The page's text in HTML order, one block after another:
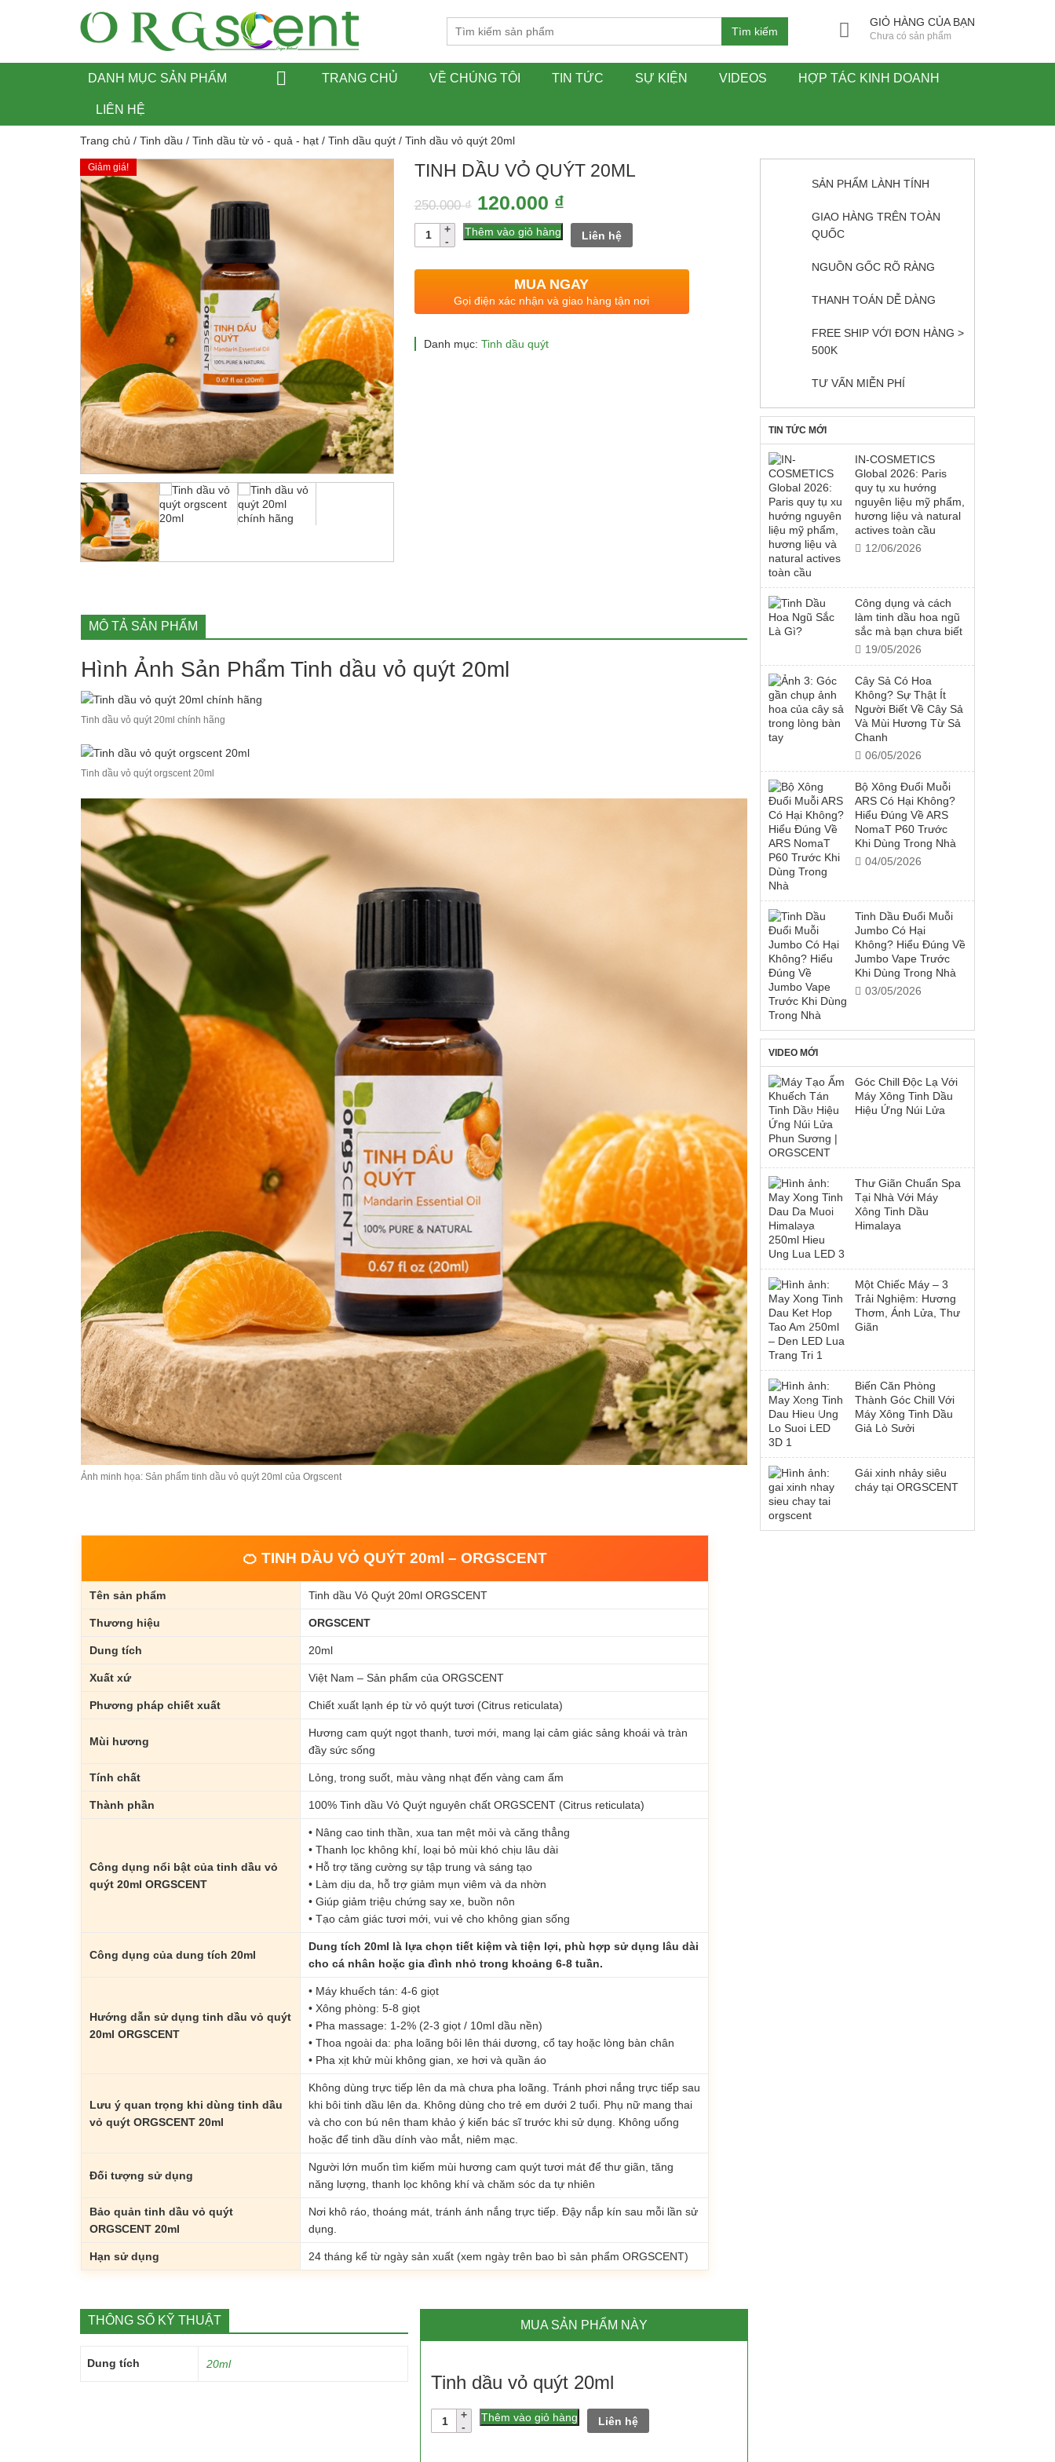
Tìm kiếm
GIỎ HÀNG CỦA BẠN
Chưa có sản phẩm
DANH MỤC SẢN PHẨM TRANG CHỦ VỀ CHÚNG TÔI TIN TỨC SỰ KIỆN VIDEOS HỢP TÁC KINH DOANH
LIÊN HỆ
Trang chủ / Tinh dầu / Tinh dầu từ vỏ - quả - hạt / Tinh dầu quýt / Tinh dầu vỏ quýt 20ml
Giảm giá! TINH DẦU VỎ QUÝT 20ML
250.000₫ Giá
gốc
250.000 ₫.
120.000 ₫Giá
hiện
tại
là:
120.000 ₫.
Số
lượng
Thêm vào giỏ hàng Liên hệ
MUA NGAY
Gọi điện xác nhận và giao hàng tận nơi
Danh mục: Tinh dầu quýt
MÔ TẢ SẢN PHẨM
Hình Ảnh Sản Phẩm Tinh dầu vỏ quýt 20ml
Tinh dầu vỏ quýt 20ml chính hãng
Tinh dầu vỏ quýt orgscent 20ml
Ảnh minh họa: Sản phẩm tinh dầu vỏ quýt 20ml của Orgscent
🍊 TINH DẦU VỎ QUÝT 20ml – ORGSCENT
Tên sản phẩm Tinh dầu Vỏ Quýt 20ml ORGSCENT
Thương hiệu ORGSCENT
Dung tích 20ml
Xuất xứ Việt Nam – Sản phẩm của ORGSCENT
Phương pháp chiết xuất Chiết xuất lạnh ép từ vỏ quýt tươi (Citrus reticulata)
Mùi hương
Hương cam quýt ngọt thanh, tươi mới, mang lại cảm giác sảng khoái và tràn
đầy sức sống
Tính chất Lỏng, trong suốt, màu vàng nhạt đến vàng cam ấm
Thành phần 100% Tinh dầu Vỏ Quýt nguyên chất ORGSCENT (Citrus reticulata)
Công dụng nổi bật của tinh dầu vỏ
quýt 20ml ORGSCENT
• Nâng cao tinh thần, xua tan mệt mỏi và căng thẳng
• Thanh lọc không khí, loại bỏ mùi khó chịu lâu dài
• Hỗ trợ tăng cường sự tập trung và sáng tạo
• Làm dịu da, hỗ trợ giảm mụn viêm và da nhờn
• Giúp giảm triệu chứng say xe, buồn nôn
• Tạo cảm giác tươi mới, vui vẻ cho không gian sống
Công dụng của dung tích 20ml
Dung tích 20ml là lựa chọn tiết kiệm và tiện lợi, phù hợp sử dụng lâu dài
cho cá nhân hoặc gia đình nhỏ trong khoảng 6-8 tuần.
Hướng dẫn sử dụng tinh dầu vỏ quýt
20ml ORGSCENT
• Máy khuếch tán: 4-6 giọt
• Xông phòng: 5-8 giọt
• Pha massage: 1-2% (2-3 giọt / 10ml dầu nền)
• Thoa ngoài da: pha loãng bôi lên thái dương, cổ tay hoặc lòng bàn chân
• Pha xịt khử mùi không gian, xe hơi và quần áo
Lưu ý quan trọng khi dùng tinh dầu
vỏ quýt ORGSCENT 20ml
Không dùng trực tiếp lên da mà chưa pha loãng. Tránh phơi nắng trực tiếp sau
khi bôi tinh dầu lên da. Không dùng cho trẻ em dưới 2 tuổi. Phụ nữ mang thai
và cho con bú nên tham khảo ý kiến bác sĩ trước khi sử dụng. Không uống
hoặc để tinh dầu dính vào mắt, niêm mạc.
Đối tượng sử dụng
Người lớn muốn tìm kiếm mùi hương cam quýt tươi mát để thư giãn, tăng
năng lượng, thanh lọc không khí và chăm sóc da tự nhiên
Bảo quản tinh dầu vỏ quýt
ORGSCENT 20ml
Nơi khô ráo, thoáng mát, tránh ánh nắng trực tiếp. Đậy nắp kín sau mỗi lần sử
dụng.
Hạn sử dụng 24 tháng kể từ ngày sản xuất (xem ngày trên bao bì sản phẩm ORGSCENT)
THÔNG SỐ KỸ THUẬT
Dung tích 20ml
MUA SẢN PHẨM NÀY
Tinh dầu vỏ quýt 20ml
Số
lượng
Thêm vào giỏ hàng Liên hệ
SẢN PHẨM LÀNH TÍNH
GIAO HÀNG TRÊN TOÀN
QUỐC
NGUỒN GỐC RÕ RÀNG
THANH TOÁN DỄ DÀNG
FREE SHIP VỚI ĐƠN HÀNG >
500K
TƯ VẤN MIỄN PHÍ
TIN TỨC MỚI
IN-COSMETICS
Global 2026: Paris
quy tụ xu hướng
nguyên liệu mỹ phẩm,
hương liệu và natural
actives toàn cầu
12/06/2026
Công dụng và cách
làm tinh dầu hoa ngũ
sắc mà bạn chưa biết
19/05/2026
Cây Sả Có Hoa
Không? Sự Thật Ít
Người Biết Về Cây Sả
Và Mùi Hương Từ Sả
Chanh
06/05/2026
Bộ Xông Đuổi Muỗi
ARS Có Hại Không?
Hiểu Đúng Về ARS
NomaT P60 Trước
Khi Dùng Trong Nhà
04/05/2026
Tinh Dầu Đuổi Muỗi
Jumbo Có Hại
Không? Hiểu Đúng Về
Jumbo Vape Trước
Khi Dùng Trong Nhà
03/05/2026
VIDEO MỚI
Góc Chill Độc Lạ Với
Máy Xông Tinh Dầu
Hiệu Ứng Núi Lửa
Thư Giãn Chuẩn Spa
Tại Nhà Với Máy
Xông Tinh Dầu
Himalaya
Một Chiếc Máy – 3
Trải Nghiệm: Hương
Thơm, Ánh Lửa, Thư
Giãn
Biến Căn Phòng
Thành Góc Chill Với
Máy Xông Tinh Dầu
Giả Lò Sưởi
Gái xinh nhảy siêu
cháy tại ORGSCENT